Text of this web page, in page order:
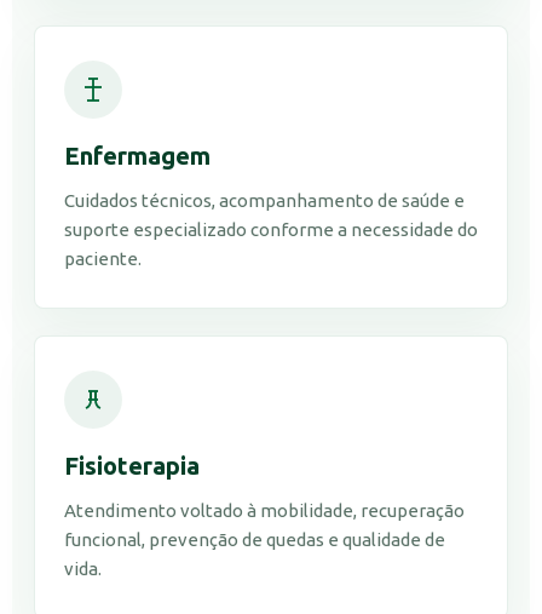
Enfermagem
Cuidados técnicos, acompanhamento de saúde e
suporte especializado conforme a necessidade do
paciente.
Fisioterapia
Atendimento voltado à mobilidade, recuperação
funcional, prevenção de quedas e qualidade de
vida.